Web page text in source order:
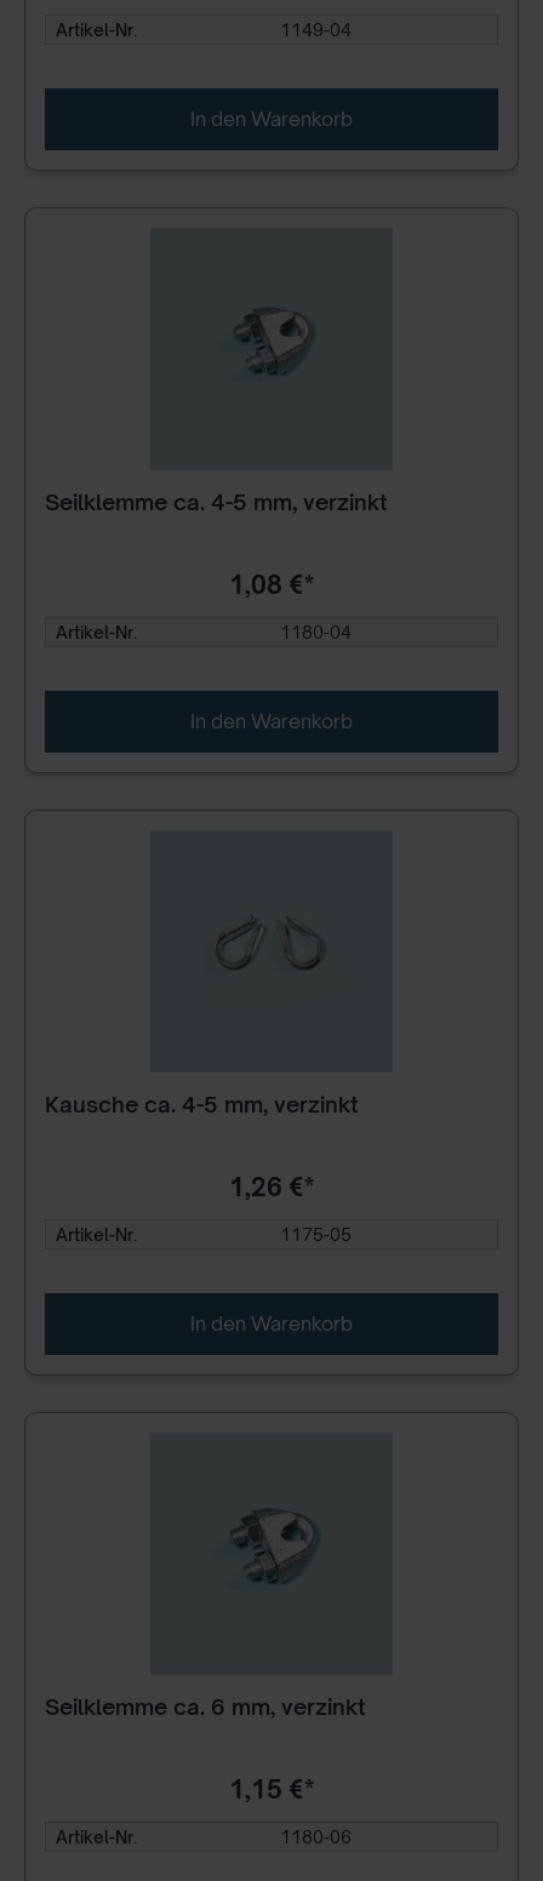
Artikel-Nr. 1149-04
In den Warenkorb
Seilklemme ca. 4-5 mm, verzinkt
1,08 €*
Artikel-Nr. 1180-04
In den Warenkorb
Kausche ca. 4-5 mm, verzinkt
1,26 €*
Artikel-Nr. 1175-05
In den Warenkorb
Seilklemme ca. 6 mm, verzinkt
1,15 €*
Artikel-Nr. 1180-06